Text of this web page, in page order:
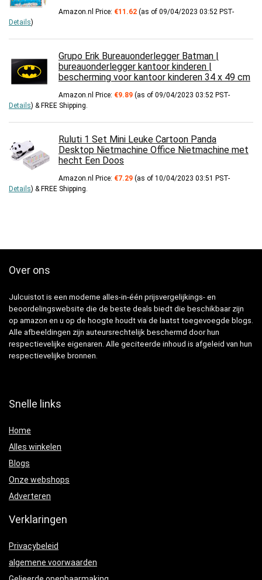
Amazon.nl Price: €11.62 (as of 09/04/2023 03:52 PST-
Details)
Grupo Erik Bureauonderlegger Batman |
bureauonderlegger kantoor kinderen |
bescherming voor kantoor kinderen 34 x 49 cm
Amazon.nl Price: €9.89 (as of 09/04/2023 03:52 PST-
Details) & FREE Shipping
Ruluti 1 Set Mini Leuke Cartoon Panda
Desktop Nietmachine Office Nietmachine met
hecht Een Doos
Amazon.nl Price: €7.29 (as of 10/04/2023 03:51 PST-
Details) & FREE Shipping
Over ons
Julcuistot is een moderne alles-in-één prijsvergelijkings- en
beoordelingswebsite die de beste deals biedt die beschikbaar zijn
op amazon en u op de hoogte houdt via de laatst toegevoegde blogs.
Alle afbeeldingen zijn auteursrechtelijk beschermd door hun
respectievelijke eigenaren. Alle geciteerde inhoud is afgeleid van hun
respectievelijke bronnen.
Snelle links
Home
Alles winkelen
Blogs
Onze webshops
Adverteren
Verklaringen
Privacybeleid
algemene voorwaarden